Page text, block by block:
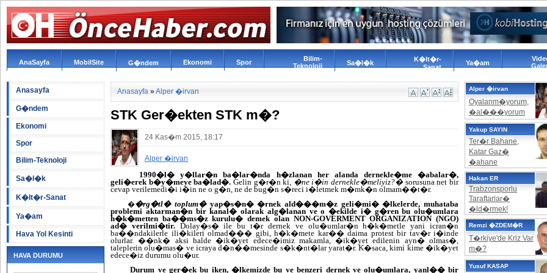
AnaSayfa MobilSite G�ndem Ekonomi Spor
Bilim-
Teknoloji
Sa�l�k
K�lt�r-
Sanat
Ya�am
Anasayfa
G�ndem
Ekonomi
Spor
Bilim-Teknoloji
Sa�l�k
K�lt�r-Sanat
Ya�am
Hava Yol Kesinti
HAVA DURUMU
Anasayfa »Alper �irvan
STK Ger�ekten STK m�?
24 Kas�m 2015, 18:17
Alper �irvan
1990�l� y�llar�n ba�lar�nda h�zlanan her alanda dernekle�me �abalar�,
geli�erek b�y�meye ba�lad�. Gelin g�r�n ki, �ne i�in dernekle�meliyiz?�sorusuna net bir
cevap verilemedi�i i�in ne o g�n, ne de bug�n s�reci i�letmek m�mk�n olmam��t�r.
��rg�tl� toplum�yap�s�n� �rnek ald���m�z geli�mi� �lkelerde, muhataba
problemi aktarman�n bir kanal� olarak alg�lanan ve o �ekilde i� g�ren bu olu�umlara
h�k�metten ba��ms�z kurulu� demek olan NON-GOVERMENT ORGANIZATION (NGO)
ad� verilmi�tir.Dolay�s� ile bu t�r dernek ve olu�umlar�n h�k�metle yani icran�n
ba��ndakilerle ili�kileri olmad��� gibi, h�k�mete kar�� daima protest bir tav�r i�inde
olurlar. ��nk� aksi halde �ik�yet edece�imiz makamla, �ik�yet edilenin ayn� olmas�,
taleplerin olu�mas� ve icraya d�n��mesinde s�k�nt�lar yarat�r. K�saca, kimi kime �ik�yet
edece�iz durumu olu�ur.
Durum ve ger�ek bu iken, �lkemizde bu ve benzeri dernek ve olu�umlara, yanl�� bir
Alper �irvan
Oyalanm�yorum,
�al���yorum
Yakup SAYIN
Ter�r Bahane,
Katar Gaz�
�ahane
Hakan ER
Trabzonsporlu
Taraftarlar�
�ld�rmek!
Remzi �ZDEM�R
T�rkiye'de Kriz Var
m�?
Yusuf KASAP